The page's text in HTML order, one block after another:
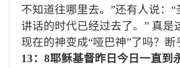
不知道往哪里去。”还有人说：“
讲话的时代已经过去了。” 真是
现在的神变成“哑巴神”了吗？断
13： 8耶稣基督昨日今日一直到